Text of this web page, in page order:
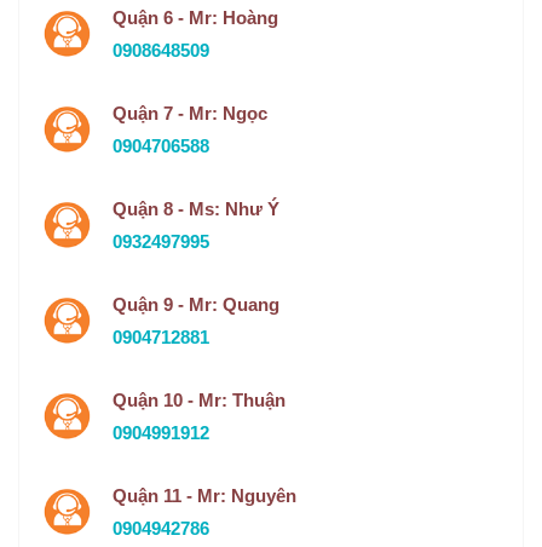
Quận 6 - Mr: Hoàng
0908648509
Quận 7 - Mr: Ngọc
0904706588
Quận 8 - Ms: Như Ý
0932497995
Quận 9 - Mr: Quang
0904712881
Quận 10 - Mr: Thuận
0904991912
Quận 11 - Mr: Nguyên
0904942786